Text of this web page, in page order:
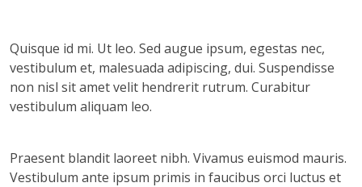
Quisque id mi. Ut leo. Sed augue ipsum, egestas nec,
vestibulum et, malesuada adipiscing, dui. Suspendisse
non nisl sit amet velit hendrerit rutrum. Curabitur
vestibulum aliquam leo.
Praesent blandit laoreet nibh. Vivamus euismod mauris.
Vestibulum ante ipsum primis in faucibus orci luctus et